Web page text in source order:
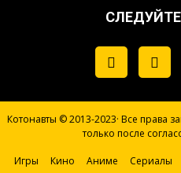
Котонавты © 2013-2023· Все права
только после
Игры Кино Аниме Сериалы